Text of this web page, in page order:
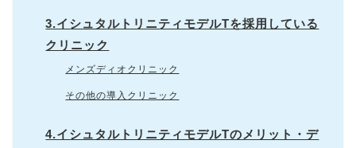
3.イシュタルトリニティモデルTを採用している
クリニック
メンズディオクリニック
その他の導入クリニック
4.イシュタルトリニティモデルTのメリット・デ